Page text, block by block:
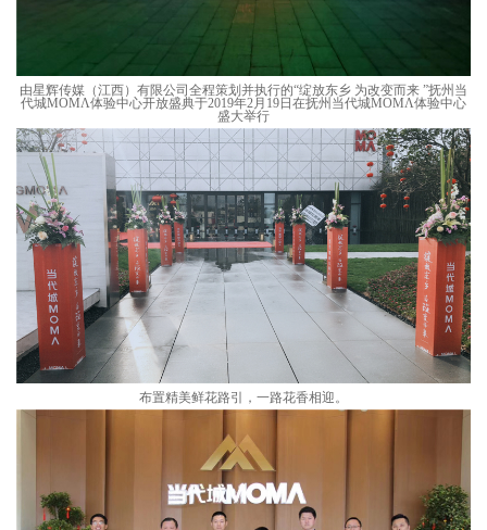
由星辉传媒（江西）有限公司全程策划并执行的“绽放东乡 为改变而来 ”抚州当
代城MOMΛ体验中心开放盛典于2019年2月19日在抚州当代城MOMΛ体验中心
盛大举行
布置精美鲜花路引，一路花香相迎。